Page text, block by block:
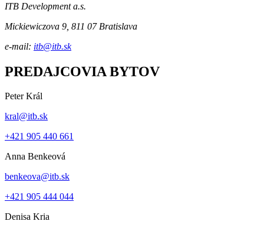
ITB Development a.s.
Mickiewiczova 9, 811 07 Bratislava
e-mail: itb@itb.sk
PREDAJCOVIA BYTOV
Peter Král
kral@itb.sk
+421 905 440 661
Anna Benkeová
benkeova@itb.sk
+421 905 444 044
Denisa Kria